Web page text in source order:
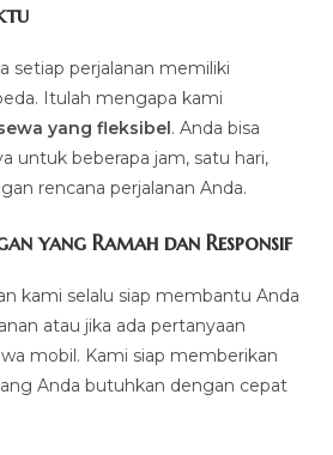
setiap perjalanan memiliki
Itulah mengapa kami
yang fleksibel. Anda bisa
untuk beberapa jam, satu hari,
rencana perjalanan Anda.
yang Ramah dan Responsif
kami selalu siap membantu Anda
atau jika ada pertanyaan
mobil. Kami siap memberikan
Anda butuhkan dengan cepat